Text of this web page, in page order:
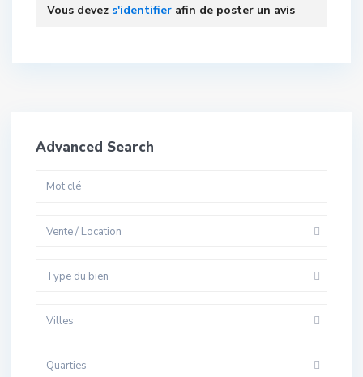
Vous devez s'identifier afin de poster un avis
Advanced Search
Vente / Location
Type du bien
Villes
Quarties